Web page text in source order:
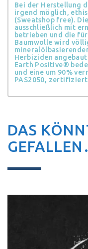
Bei der Herstellung
irgend möglich,
(Sweatshop free).
ausschließlich mit
betrieben und die
Baumwolle wird
Herbiziden
Earth Positive®
und eine um 90%
PAS2050, zertifiziert
DAS